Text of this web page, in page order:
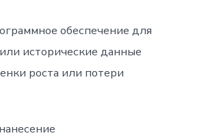
обеспечение для
исторические данные
роста или потери